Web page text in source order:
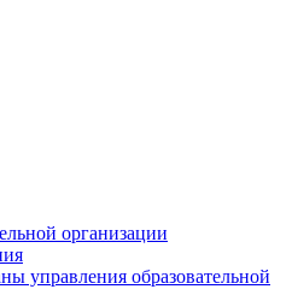
организации
управления образовательной